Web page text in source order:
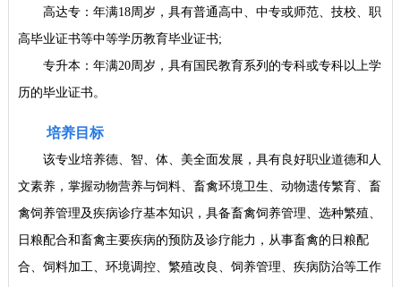
高达专：年满18周岁，具有普通高中、中专或师范、技校、职
高毕业证书等中等学历教育毕业证书;
专升本：年满20周岁，具有国民教育系列的专科或专科以上学
历的毕业证书。
培养目标
该专业培养德、智、体、美全面发展，具有良好职业道德和人
文素养，掌握动物营养与饲料、畜禽环境卫生、动物遗传繁育、畜
禽饲养管理及疾病诊疗基本知识，具备畜禽饲养管理、选种繁殖、
日粮配合和畜禽主要疾病的预防及诊疗能力，从事畜禽的日粮配
合、饲料加工、环境调控、繁殖改良、饲养管理、疾病防治等工作